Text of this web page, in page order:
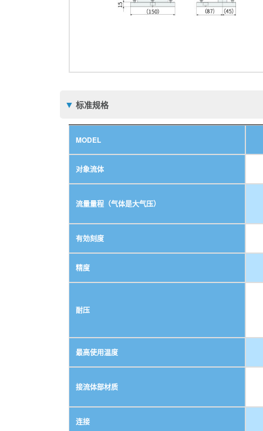
标准规格
MODEL
对象流体
流量量程（气体是大气压）
有効刻度
精度
耐压
最高使用温度
接流体部材质
连接